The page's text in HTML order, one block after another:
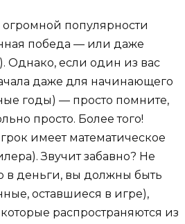
популярности
победа — или даже
Однако, если один из вас
даже для начинающего
годы) — просто помните,
просто. Более того!
имеет математическое
Звучит забавно? Не
в деньги, вы должны быть
оставшиеся в игре),
распространяются из